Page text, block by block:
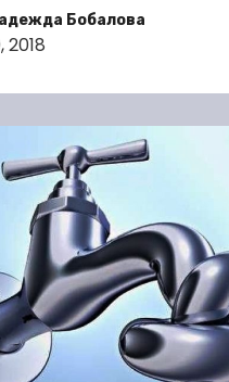
Бобалова
2018